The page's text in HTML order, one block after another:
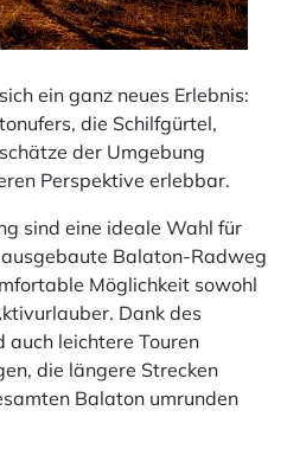
ein ganz neues Erlebnis:
die Schilfgürtel,
der Umgebung
Perspektive erlebbar.
sind eine ideale Wahl für
Balaton-Radweg
Möglichkeit sowohl
Dank des
auch leichtere Touren
die längere Strecken
Balaton umrunden